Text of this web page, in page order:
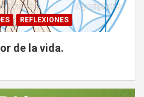
REFLEXIONES
de la vida.